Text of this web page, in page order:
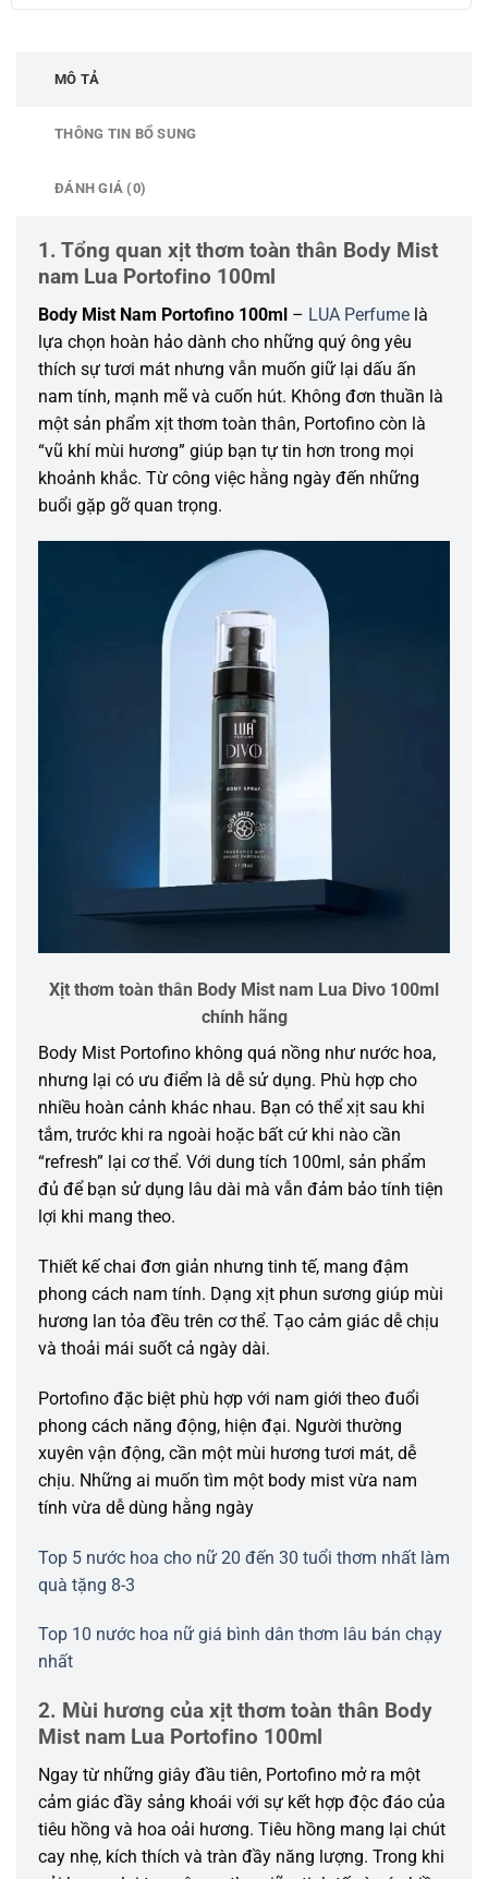
MÔ TẢ
THÔNG TIN BỔ SUNG
ĐÁNH GIÁ (0)
1. Tổng quan xịt thơm toàn thân Body Mist
nam Lua Portofino 100ml
Body Mist Nam Portofino 100ml – LUA Perfume là
lựa chọn hoàn hảo dành cho những quý ông yêu
thích sự tươi mát nhưng vẫn muốn giữ lại dấu ấn
nam tính, mạnh mẽ và cuốn hút. Không đơn thuần là
một sản phẩm xịt thơm toàn thân, Portofino còn là
“vũ khí mùi hương” giúp bạn tự tin hơn trong mọi
khoảnh khắc. Từ công việc hằng ngày đến những
buổi gặp gỡ quan trọng.
Xịt thơm toàn thân Body Mist nam Lua Divo 100ml
chính hãng
Body Mist Portofino không quá nồng như nước hoa,
nhưng lại có ưu điểm là dễ sử dụng. Phù hợp cho
nhiều hoàn cảnh khác nhau. Bạn có thể xịt sau khi
tắm, trước khi ra ngoài hoặc bất cứ khi nào cần
“refresh” lại cơ thể. Với dung tích 100ml, sản phẩm
đủ để bạn sử dụng lâu dài mà vẫn đảm bảo tính tiện
lợi khi mang theo.
Thiết kế chai đơn giản nhưng tinh tế, mang đậm
phong cách nam tính. Dạng xịt phun sương giúp mùi
hương lan tỏa đều trên cơ thể. Tạo cảm giác dễ chịu
và thoải mái suốt cả ngày dài.
Portofino đặc biệt phù hợp với nam giới theo đuổi
phong cách năng động, hiện đại. Người thường
xuyên vận động, cần một mùi hương tươi mát, dễ
chịu. Những ai muốn tìm một body mist vừa nam
tính vừa dễ dùng hằng ngày
Top 5 nước hoa cho nữ 20 đến 30 tuổi thơm nhất làm
quà tặng 8-3
Top 10 nước hoa nữ giá bình dân thơm lâu bán chạy
nhất
2. Mùi hương của xịt thơm toàn thân Body
Mist nam Lua Portofino 100ml
Ngay từ những giây đầu tiên, Portofino mở ra một
cảm giác đầy sảng khoái với sự kết hợp độc đáo của
tiêu hồng và hoa oải hương. Tiêu hồng mang lại chút
cay nhẹ, kích thích và tràn đầy năng lượng. Trong khi